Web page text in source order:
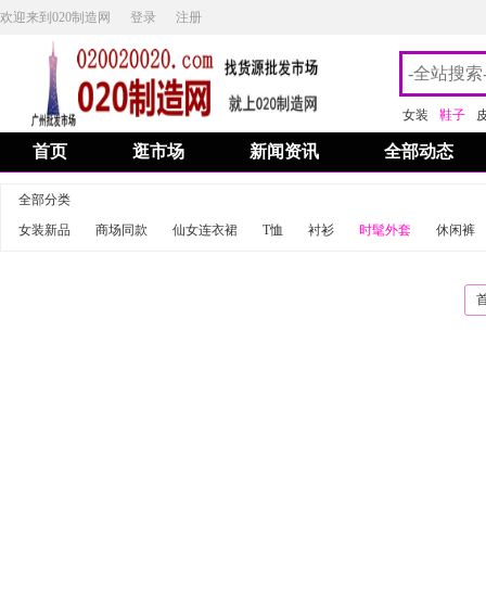
欢迎来到020制造网 登录 注册
女装 鞋子
首页 逛市场 新闻资讯 全部动态
全部分类
女装新品
商场同款 仙女连衣裙 T恤 衬衫 时髦外套 休闲裤